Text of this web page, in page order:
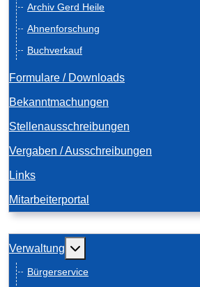
Archiv Gerd Heile
Ahnenforschung
Buchverkauf
Formulare / Downloads
Bekanntmachungen
Stellenausschreibungen
Vergaben / Ausschreibungen
Links
Mitarbeiterportal
Verwaltung Weitere Informationen:
Bürgerservice